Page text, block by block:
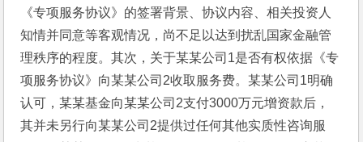
《专项服务协议》的签署背景、协议内容、相关投资人
知情并同意等客观情况，尚不足以达到扰乱国家金融管
理秩序的程度。其次，关于某某公司1是否有权依据《专
项服务协议》向某某公司2收取服务费。某某公司1明确
认可，某某基金向某某公司2支付3000万元增资款后，
其并未另行向某某公司2提供过任何其他实质性咨询服